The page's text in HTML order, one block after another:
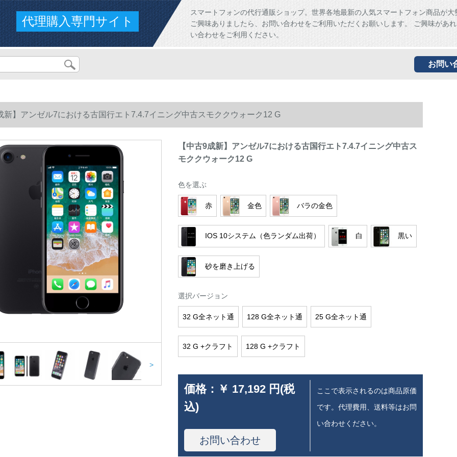
代理購入専門サイト
スマートフォンの代行通販ショップ。世界各地最新の人気スマートフォン商品が大
ご興味ありましたら、お問い合わせをご利用いただくお願いします。 ご興味があ
い合わせをご利用ください。
お問い
新】アンゼル7における古国行エト7.4.7イニング中古スモククウォーク12 G
>
【中古9成新】アンゼル7における古国行エト7.4.7イニング中古ス
モククウォーク12 G
色を選ぶ
赤 金色 バラの金色
IOS 10システム（色ランダム出荷） 白 黒い
砂を磨き上げる
選択バージョン
32 G全ネット通 128 G全ネット通 25 G全ネット通
32 G +クラフト 128 G +クラフト
価格： ￥ 17,192 円(税
込)
お問い合わせ
ここで表示されるのは商品原価
です。代理費用、送料等はお問
い合わせください。